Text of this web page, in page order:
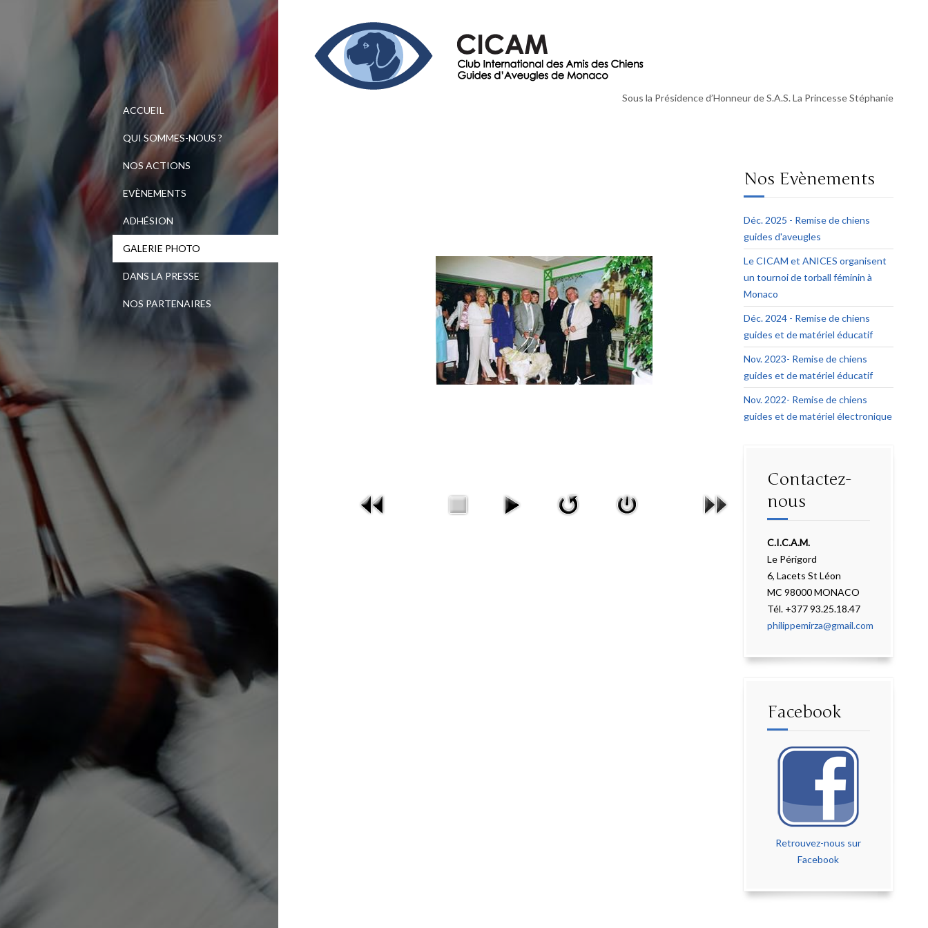
ACCUEIL
QUI SOMMES-NOUS ?
NOS ACTIONS
EVÈNEMENTS
ADHÉSION
GALERIE PHOTO
DANS LA PRESSE
NOS PARTENAIRES
Sous la Présidence d’Honneur de S.A.S. La Princesse Stéphanie
Nos Evènements
Déc. 2025 - Remise de chiens
guides d'aveugles
Le CICAM et ANICES organisent
un tournoi de torball féminin à
Monaco
Déc. 2024 - Remise de chiens
guides et de matériel éducatif
Nov. 2023- Remise de chiens
guides et de matériel éducatif
Nov. 2022- Remise de chiens
guides et de matériel électronique
Contactez-
nous
C.I.C.A.M.
Le Périgord
6, Lacets St Léon
MC 98000 MONACO
Tél. +377 93.25.18.47
philippemirza@gmail.com
Facebook
Retrouvez-nous sur
Facebook